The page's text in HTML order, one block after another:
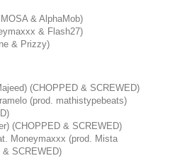
& AlphaMob)
& Flash27)
& Prizzy)
(CHOPPED & SCREWED)
(prod. mathistypebeats)
(CHOPPED & SCREWED)
Moneymaxxx (prod. Mista
& SCREWED)